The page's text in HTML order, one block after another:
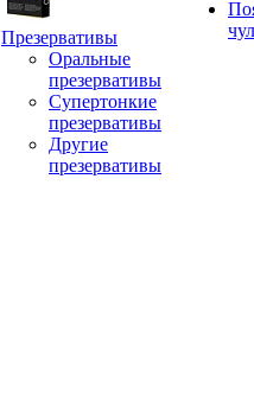
Презервативы
Оральные
презервативы
Супертонкие
презервативы
Другие
презервативы